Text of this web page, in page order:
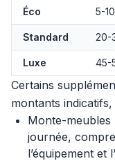
Éco 5-
Standard 20-
Luxe 45-
Certains
montants
Monte-
journée,
l’équipement et